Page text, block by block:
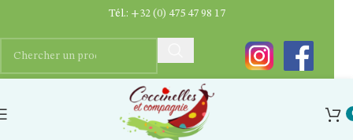
Memorandum Fair Trade comlmerce
équitable 2024
Tél.: +32 (0) 475 47 98 17